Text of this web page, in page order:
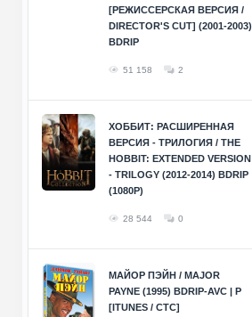
[РЕЖИССЕРСКАЯ ВЕРСИЯ /
DIRECTOR'S CUT] (2001-2003)
BDRIP
51 158 2
ХОББИТ: РАСШИРЕННАЯ
ВЕРСИЯ - ТРИЛОГИЯ / THE
HOBBIT: EXTENDED VERSION
- TRILOGY (2012-2014) BDRIP
(1080P)
28 544 0
МАЙОР ПЭЙН / MAJOR
PAYNE (1995) BDRIP-AVC | P
[ITUNES / СТС]